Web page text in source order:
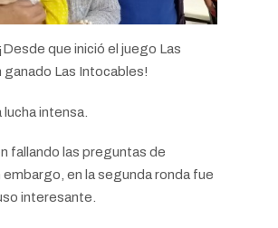
que inició el juego Las
ganado Las Intocables!
lucha intensa.
fallando las preguntas de
en la segunda ronda fue
interesante.